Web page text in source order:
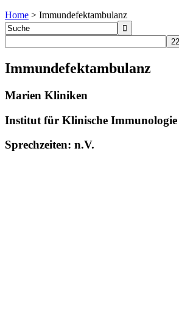
Home > Immundefektambulanz
Immundefektambulanz
Marien Kliniken
Institut für Klinische Immunologie
Sprechzeiten: n.V.